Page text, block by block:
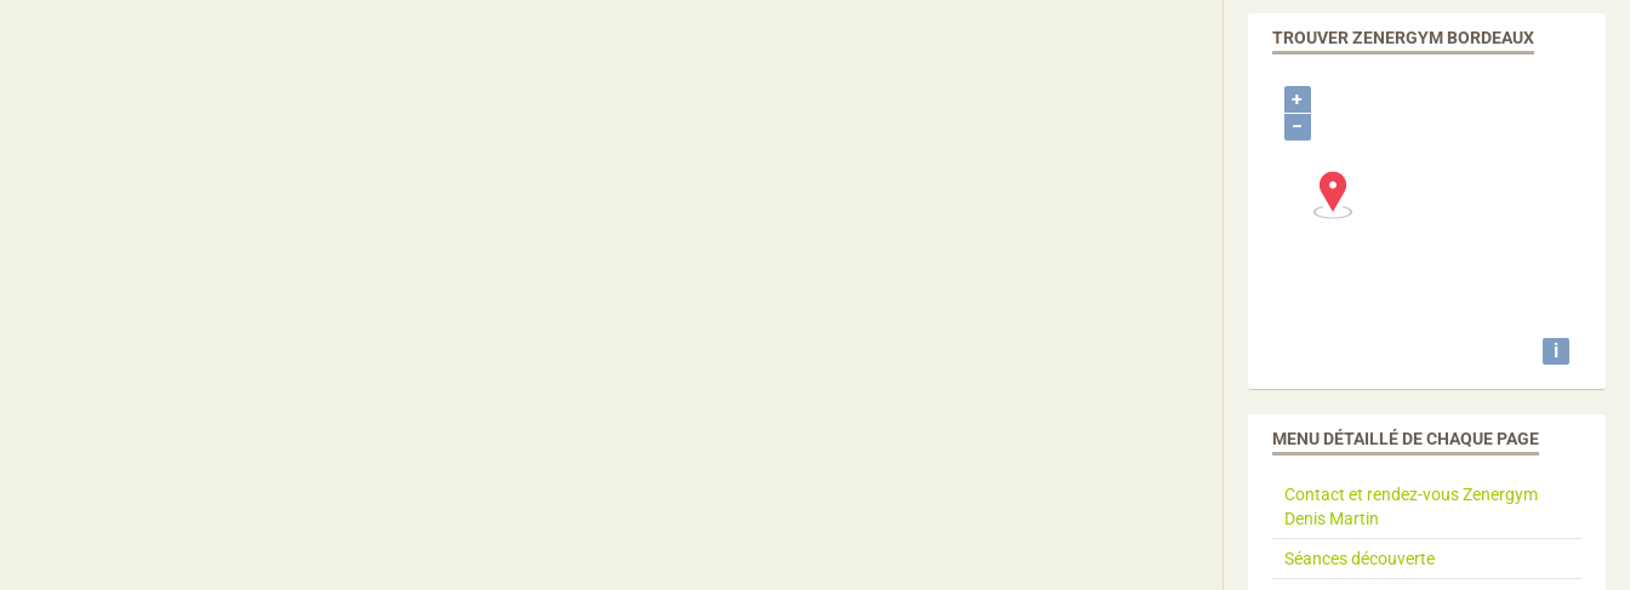
TROUVER ZENERGYM BORDEAUX
+
−
i
MENU DÉTAILLÉ DE CHAQUE PAGE
Contact et rendez-vous Zenergym
Denis Martin
Séances découverte